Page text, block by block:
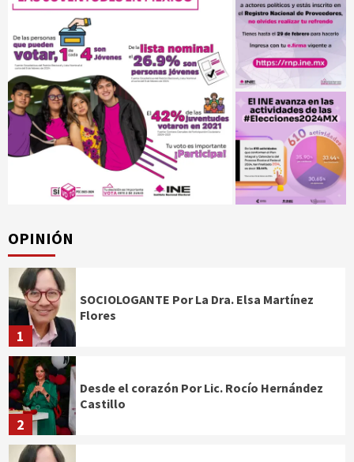
OPINIÓN
1
SOCIOLOGANTE Por La Dra. Elsa Martínez
Flores
2
Desde el corazón Por Lic. Rocío Hernández
Castillo